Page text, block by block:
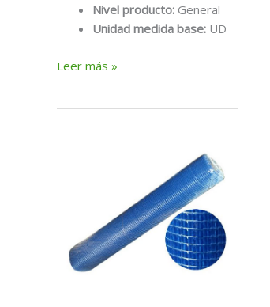
Nivel producto: General
Unidad medida base: UD
Garrafa
Leer más »